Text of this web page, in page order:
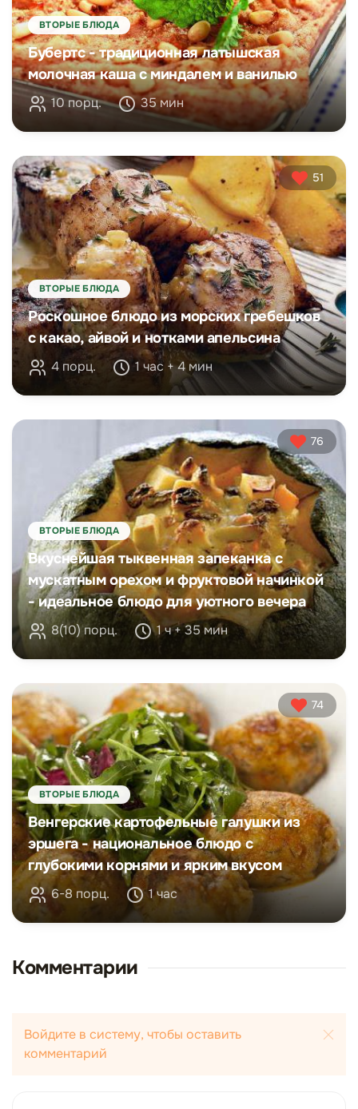
ВТОРЫЕ БЛЮДА
Бубертс - традиционная латышская
молочная каша с миндалем и ванилью
10 порц. 35 мин
51
ВТОРЫЕ БЛЮДА
Роскошное блюдо из морских гребешков
с какао, айвой и нотками апельсина
4 порц. 1 час + 4 мин
76
ВТОРЫЕ БЛЮДА
Вкуснейшая тыквенная запеканка с
мускатным орехом и фруктовой начинкой
- идеальное блюдо для уютного вечера
8(10) порц. 1 ч + 35 мин
74
ВТОРЫЕ БЛЮДА
Венгерские картофельные галушки из
эршега - национальное блюдо с
глубокими корнями и ярким вкусом
6-8 порц. 1 час
Комментарии
Войдите в систему, чтобы оставить
комментарий